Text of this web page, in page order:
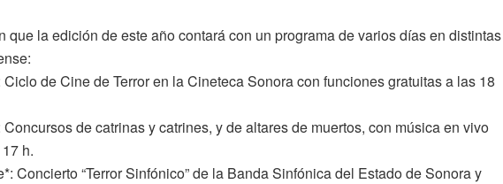
que la edición de este año contará con un programa de varios días en distintas
Ciclo de Cine de Terror en la Cineteca Sonora con funciones gratuitas a las 18
Concursos de catrinas y catrines, y de altares de muertos, con música en vivo
h.
Concierto “Terror Sinfónico” de la Banda Sinfónica del Estado de Sonora y